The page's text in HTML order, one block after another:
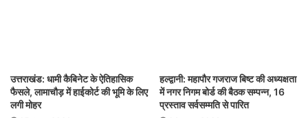
उत्तराखंड: धामी कैबिनेट के ऐतिहासिक
फैसले, लामाचौड़ में हाईकोर्ट की भूमि के लिए
लगी मोहर
हल्द्वानी: महापौर गजराज बिष्ट की अध्यक्षता
में नगर निगम बोर्ड की बैठक सम्पन्न, 16
प्रस्ताव सर्वसम्मति से पारित